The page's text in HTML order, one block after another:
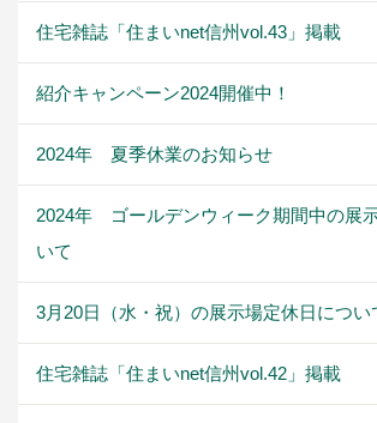
住宅雑誌「住まいnet信州vol.43」掲載
紹介キャンペーン2024開催中！
2024年 夏季休業のお知らせ
2024年 ゴールデンウィーク期間中の展
いて
3月20日（水・祝）の展示場定休日につい
住宅雑誌「住まいnet信州vol.42」掲載